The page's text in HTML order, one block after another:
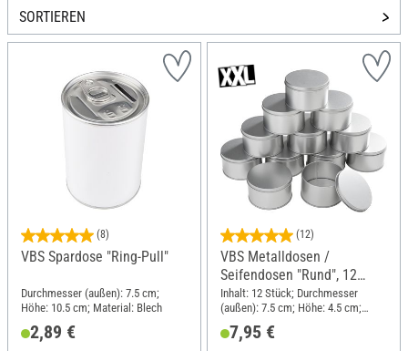
SORTIEREN
(8)
VBS Spardose "Ring-Pull"
Durchmesser (außen): 7.5 cm;
Höhe: 10.5 cm; Material: Blech
2,89 €
(12)
VBS Metalldosen /
Seifendosen "Rund", 12
Stück
Inhalt: 12 Stück; Durchmesser
(außen): 7.5 cm; Höhe: 4.5 cm;
7,95 €